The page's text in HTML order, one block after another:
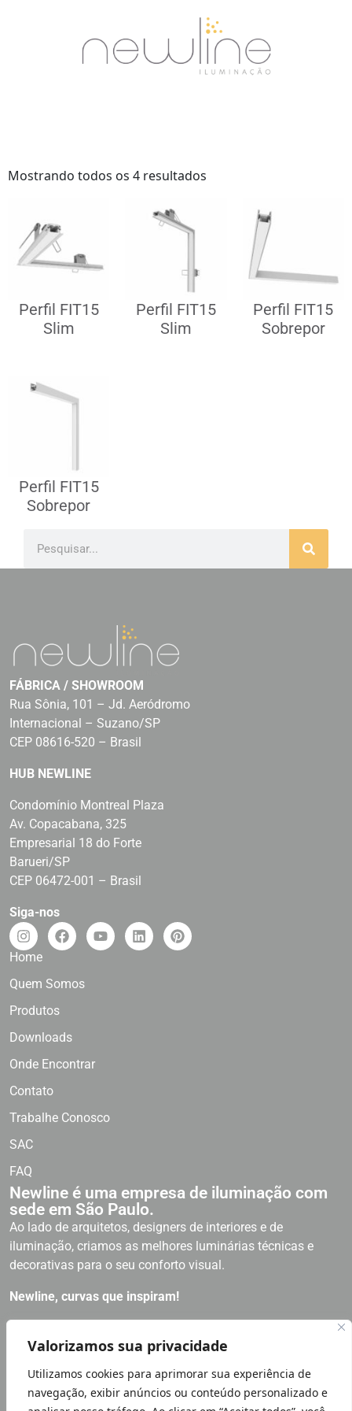
Valorizamos sua privacidade
Utilizamos cookies para aprimorar sua experiência de
navegação, exibir anúncios ou conteúdo personalizado e
Mostrando todos os 4 resultados
Perfil FIT15
Slim
Perfil FIT15
Slim
Perfil FIT15
Sobrepor
Perfil FIT15
Sobrepor
FÁBRICA / SHOWROOM
Rua Sônia, 101 – Jd. Aeródromo
Internacional – Suzano/SP
CEP 08616-520 – Brasil
HUB NEWLINE
Condomínio Montreal Plaza
Av. Copacabana, 325
Empresarial 18 do Forte
Barueri/SP
CEP 06472-001 – Brasil
Siga-nos
Home
Quem Somos
Produtos
Downloads
Onde Encontrar
Contato
Trabalhe Conosco
SAC
FAQ
Newline é uma empresa de iluminação com
sede em São Paulo.
Ao lado de arquitetos, designers de interiores e de
iluminação, criamos as melhores luminárias técnicas e
decorativas para o seu conforto visual.
Newline, curvas que inspiram!
LGPD LEI GERAL PROTEÇÃO DE DADOS | NÓS NOS IMPORTAMOS